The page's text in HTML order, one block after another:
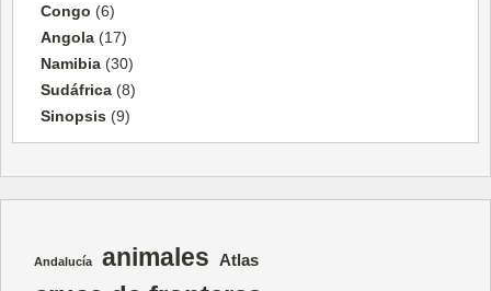
Congo (6)
Angola (17)
Namibia (30)
Sudáfrica (8)
Sinopsis (9)
Andalucía animales Atlas